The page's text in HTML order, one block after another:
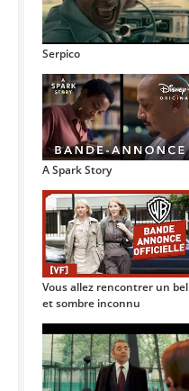
Serpico
A Spark Story
Vous allez rencontrer un bel
et sombre inconnu